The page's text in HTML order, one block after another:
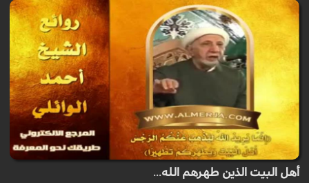
أهل البيت الذين طهرهم الله...